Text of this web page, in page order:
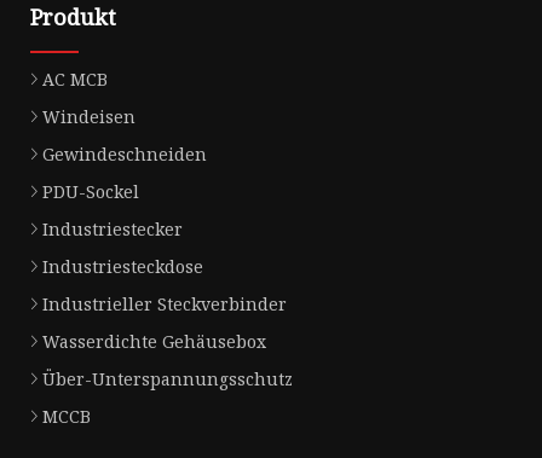
Produkt
AC MCB
Windeisen
Gewindeschneiden
PDU-Sockel
Industriestecker
Industriesteckdose
Industrieller Steckverbinder
Wasserdichte Gehäusebox
Über-Unterspannungsschutz
MCCB